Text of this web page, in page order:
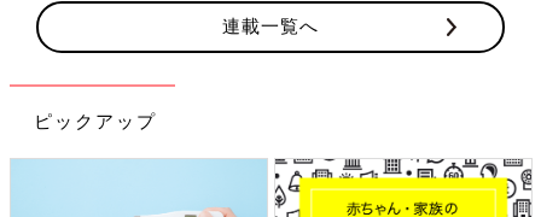
連載一覧へ
ピックアップ